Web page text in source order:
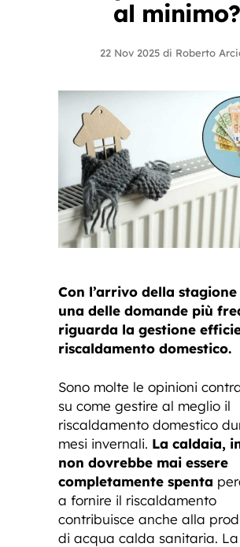
al minimo?
22 Nov 2025 di Roberto
Con l’arrivo della
una delle domande più
riguarda la gestione
riscaldamento domestico.
Sono molte le opinioni
su come gestire al meglio il
riscaldamento domestico
mesi invernali. La caldaia,
non dovrebbe mai essere
completamente spenta
a fornire il riscaldamento
contribuisce anche alla
di acqua calda sanitaria.